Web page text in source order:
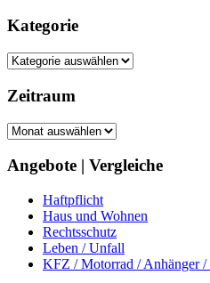
Kategorie
Kategorie
Zeitraum
Zeitraum
Angebote | Vergleiche
Haftpflicht
Haus und Wohnen
Rechtsschutz
Leben / Unfall
KFZ / Motorrad / Anhänger /